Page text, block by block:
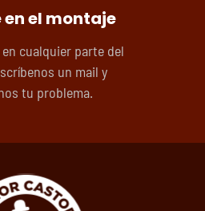
en el montaje
cualquier parte del
un mail y
tu problema.